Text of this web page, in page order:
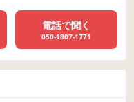
電話で聞く
050-1807-1771